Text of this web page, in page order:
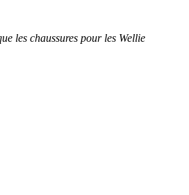
les chaussures pour les Wellie